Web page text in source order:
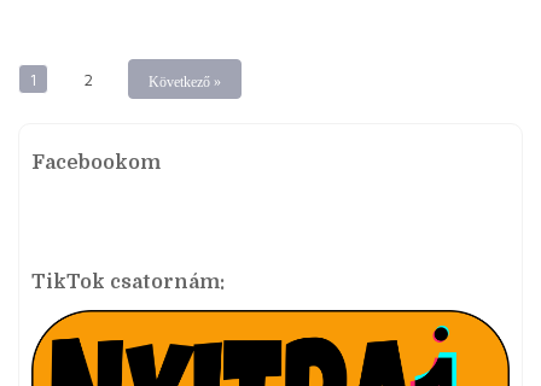
1 2 Következő »
Facebookom
TikTok csatornám: